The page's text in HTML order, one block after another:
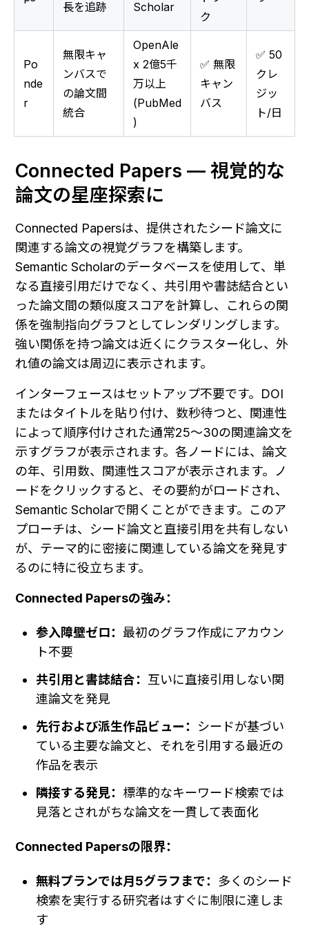
長を追跡
Scholar
ク
Po
nde
r
無限キャ
ンバスで
の論文間
統合
OpenAle
x 2億5千
万以上
(PubMed
)
✅ 無限
キャン
バス
✅ 50
クレ
ジッ
ト/日
Connected Papers — 視覚的な
論文の星座探索に
Connected Papersは、提供されたシード論文に
関連する論文の視覚グラフを構築します。
Semantic Scholarのデータベースを使用して、単
なる直接引用だけでなく、共引用や書誌結合とい
った論文間の類似度スコアを計算し、これらの関
係を強制指向グラフとしてレンダリングします。
強い関係を持つ論文は近くにクラスター化し、外
れ値の論文は周辺に表示されます。
インターフェースはセットアップ不要です。DOI
またはタイトルを貼り付け、数秒待つと、関連性
によって順序付けされた通常25〜30の関連論文を
示すグラフが表示されます。各ノードには、論文
の年、引用数、関連性スコアが表示されます。ノ
ードをクリックすると、その要約がロードされ、
Semantic Scholarで開くことができます。このア
プローチは、シード論文と直接引用を共有しない
が、テーマ的に密接に関連している論文を発見す
るのに特に役立ちます。
Connected Papersの強み：
参入障壁ゼロ：最初のグラフ作成にアカウン
ト不要
共引用と書誌結合： 互いに直接引用しない関
連論文を発見
先行および派生作品ビュー： シードが基づい
ている主要な論文と、それを引用する最近の
作品を表示
隣接する発見： 標準的なキーワード検索では
見落とされがちな論文を一貫して表面化
Connected Papersの限界：
無料プランでは月5グラフまで： 多くのシード
検索を実行する研究者はすぐに制限に達しま
す